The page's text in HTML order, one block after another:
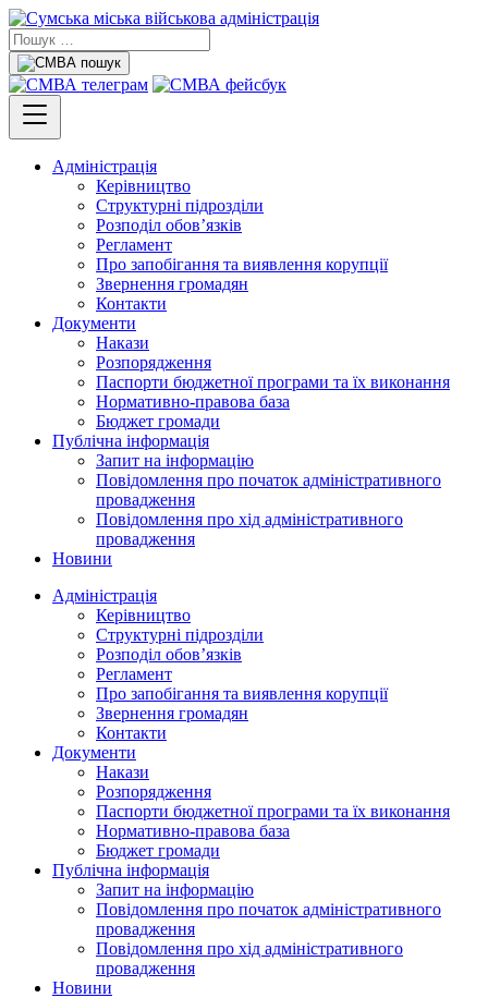
Адміністрація
Керівництво
Структурні підрозділи
Розподіл обов’язків
Регламент
Про запобігання та виявлення корупції
Звернення громадян
Контакти
Документи
Накази
Розпорядження
Паспорти бюджетної програми та їх виконання
Нормативно-правова база
Бюджет громади
Публічна інформація
Запит на інформацію
Повідомлення про початок адміністративного
провадження
Повідомлення про хід адміністративного
провадження
Новини
Адміністрація
Керівництво
Структурні підрозділи
Розподіл обов’язків
Регламент
Про запобігання та виявлення корупції
Звернення громадян
Контакти
Документи
Накази
Розпорядження
Паспорти бюджетної програми та їх виконання
Нормативно-правова база
Бюджет громади
Публічна інформація
Запит на інформацію
Повідомлення про початок адміністративного
провадження
Повідомлення про хід адміністративного
провадження
Новини